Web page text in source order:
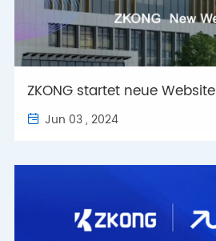
ZKONG startet neue Website
 Jun 03 , 2024